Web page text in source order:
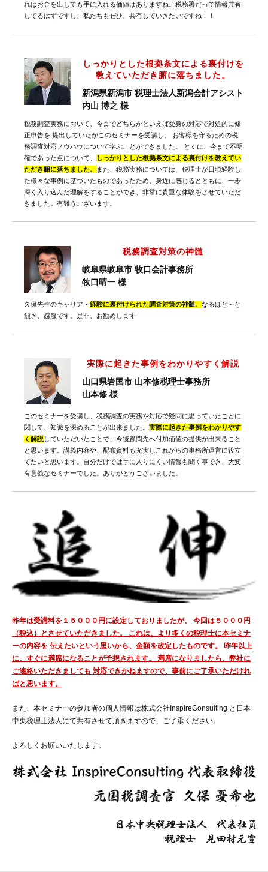
れはお金を出しても手に入れる価値はありますね。税務署だって情報共有
してるはずですし、私たちもぜひ、共有していきたいですね！！
しっかりとした根拠条文による裏付けを
教えていただき腑に落ちました。
新潟県新潟市 税理士法人新潟会計アシスト
内山 博之 様
税務調査実務において、今までどちらかといえば受身の対応で対処的に修
正申告を 提出していたがこのセミナーを受講し、 お客様を守るための税
務調査対応ノウハウについて学ぶことができました。 とくに、今まで不明
確であった点について、
しっかりとした根拠条文による裏付けを教えてい
ただき腑に落ちました。
また、税務実務については、税理士が日頃経験し
た様々な事例に基づいたものであったため、身近に感じるとともに、一歩
深く入り込んだ理解をすることができ、非常に貴重な体験をさせていただ
きました。有難うございます。
税務調査対策の神髄
岐阜県岐阜市 牧口会計事務所
牧口晴一 様
久保先生のキャリア・ 経験に裏付けられた調査対策の神髄。 なるほど～と
頷き、感服です。是非、お勧めします
実際に起きた事例をわかりやすく解説
山口県岩国市 山本修税理士事務所
山本修 様
このセミナーを受講し、税務調査の実務や対応で疑問に思っていたことに
関して、知識を深めることが出来ました。 実際に起きた事例をわかりやす
く解説していただいたことで、今後顧問先へ付加価値の提供が出来ること
と思います。講義内容や、配布資料も充実しこれからの事務所運営に役立
てたいと思います。自分だけでは手に入りにくい情報も聞く事でき、大変
有意義なセミナーでした。ありがとうございました。
昨年は受講料を１５０００円に設定しておりましたが、 今回は５０００円
（税込）とさせていただきました。 これは、より多くの税理士に本セミナ
ーの内容を 伝えたいという思いから、金額を改定したものです。 昨年以上
に、すぐに満席になることが予想されます。 満席になりましたら、弊社に
ご連絡いただきましても 対応できかねますので、事前にご了承いただけれ
ばと思います。
また、本セミナーの参加者の個人情報は株式会社InspireConsulting と日本
中央税理士法人にて共有させて頂きますので、ご了承ください。
よろしくお願いいたします。